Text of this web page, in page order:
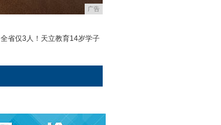
广告
全省仅3人！天立教育14岁学子